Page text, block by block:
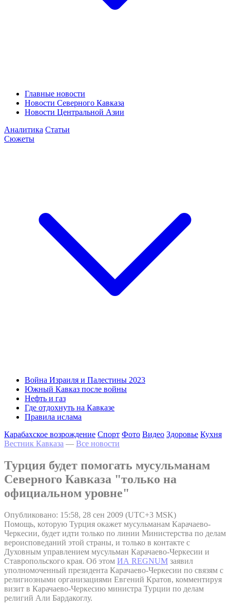
Главные новости
Новости Северного Кавказа
Новости Центральной Азии
Аналитика Статьи
Сюжеты
Война Израиля и Палестины 2023
Южный Кавказ после войны
Нефть и газ
Где отдохнуть на Кавказе
Правила ислама
Карабахское возрождение Спорт Фото Видео Здоровье Кухня
Вестник Кавказа — Все новости
Турция будет помогать мусульманам
Северного Кавказа "только на
официальном уровне"
Опубликовано: 15:58, 28 сен 2009 (UTC+3 MSK)
Помощь, которую Турция окажет мусульманам Карачаево-
Черкесии, будет идти только по линии Министерства по делам
вероисповеданий этой страны, и только в контакте с
Духовным управлением мусульман Карачаево-Черкесии и
Ставропольского края. Об этом ИА REGNUM заявил
уполномоченный президента Карачаево-Черкесии по связям с
религиозными организациями Евгений Кратов, комментируя
визит в Карачаево-Черкесию министра Турции по делам
религий Али Бардакоглу.